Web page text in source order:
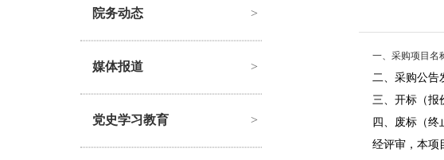
院务动态 >
媒体报道 >
党史学习教育 >
一、采购项目名
二、采购公告
三、开标（报
四、废标（终
经评审，本项